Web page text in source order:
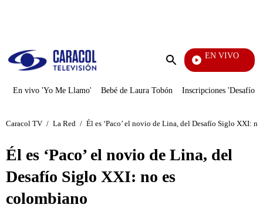
Enviar
EN VIVO
En vivo 'Yo Me Llamo' Bebé de Laura Tobón Inscripciones 'Desafío'
Caracol TV / La Red / Él es ‘Paco’ el novio de Lina, del Desafío Siglo XXI:
Él es ‘Paco’ el novio de Lina, del
Desafío Siglo XXI: no es
colombiano